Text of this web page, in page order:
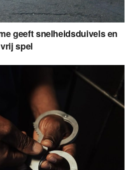
geeft snelheidsduivels en
spel